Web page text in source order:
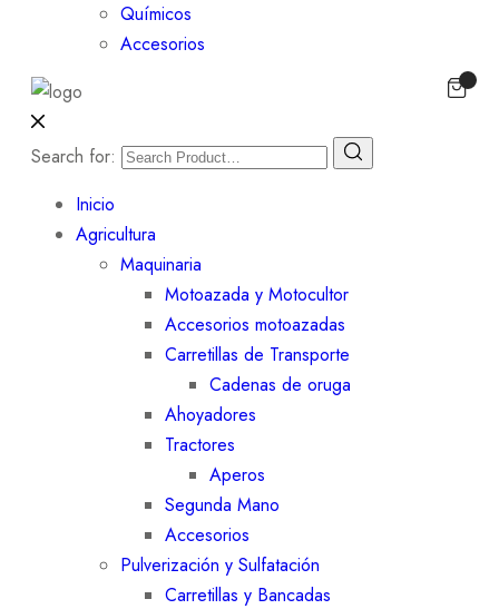
Químicos
Accesorios
Search for:
Inicio
Agricultura
Maquinaria
Motoazada y Motocultor
Accesorios motoazadas
Carretillas de Transporte
Cadenas de oruga
Ahoyadores
Tractores
Aperos
Segunda Mano
Accesorios
Pulverización y Sulfatación
Carretillas y Bancadas